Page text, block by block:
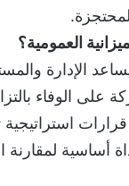
العمومية؟
الإدارة
على الوفاء
قرارات استراتيجية
أساسية لمقارنة